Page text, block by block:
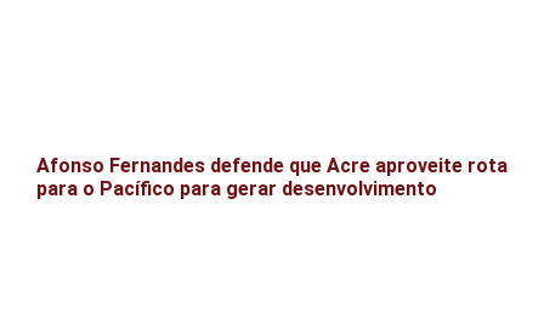
Afonso Fernandes defende que Acre aproveite rota
para o Pacífico para gerar desenvolvimento